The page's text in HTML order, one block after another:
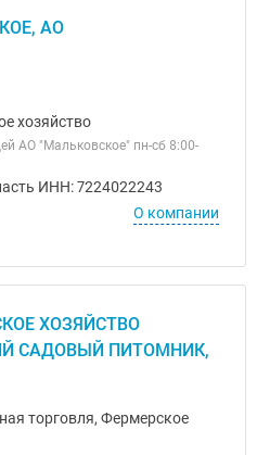
АО
хозяйство
АО "Мальковское" пн-сб 8:00-
ИНН: 7224022243
О компании
ХОЗЯЙСТВО
САДОВЫЙ ПИТОМНИК,
торговля, Фермерское